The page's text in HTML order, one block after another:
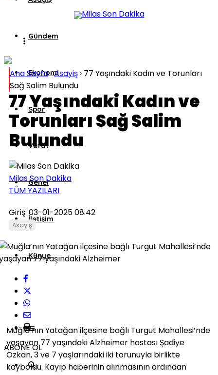
Gündem
Ekonomi
Spor
Vefat
Genel
İletişim
Künye
Ana Sayfa›Asayiş › 77 Yaşındaki Kadın ve Torunları
Sağ Salim Bulundu
77 Yaşındaki Kadın ve
Torunları Sağ Salim
Bulundu
Milas Son Dakika
TÜM YAZILARI
Giriş: 03-01-2025 08:42
Asayiş
ABONE OL
Muğla’nın Yatağan ilçesine bağlı Turgut Mahallesi’nde
yaşayan 77 yaşındaki Alzheimer hastası Şadiye
Özkan, 3 ve 7 yaşlarındaki iki torunuyla birlikte
kayboldu. Kayıp haberinin alınmasının ardından